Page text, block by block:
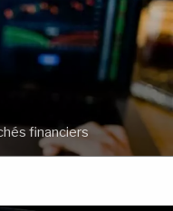
financiers